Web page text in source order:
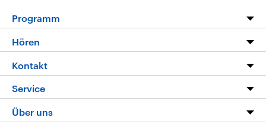
Programm
Die Nachrichten
Nachrichtenleicht
Neue Beiträge auf dlf.de
Hören
Livestream
Podcasts
Deutschlandfunk App
Kontakt
Hörerservice
Service
FAQ
Über uns